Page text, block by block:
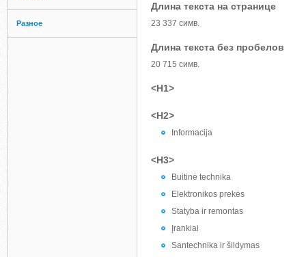
Разное
Длина текста на странице
23 337 симв.
Длина текста без пробелов
20 715 симв.
<H1>
<H2>
Informacija
<H3>
Buitinė technika
Elektronikos prekės
Statyba ir remontas
Įrankiai
Santechnika ir šildymas